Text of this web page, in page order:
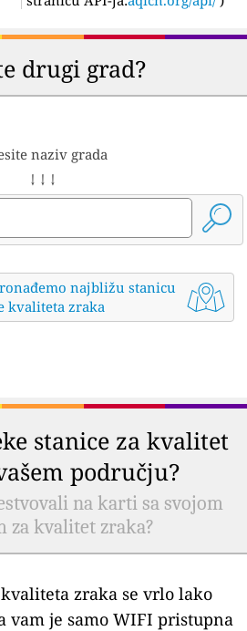
drugi grad?
naziv grada
↓ ↓ ↓
najbližu stanicu
kvaliteta zraka
stanice za kvalitet
području?
na karti sa svojom
za kvalitet zraka?
zraka se vrlo lako
vam je samo WIFI pristupna